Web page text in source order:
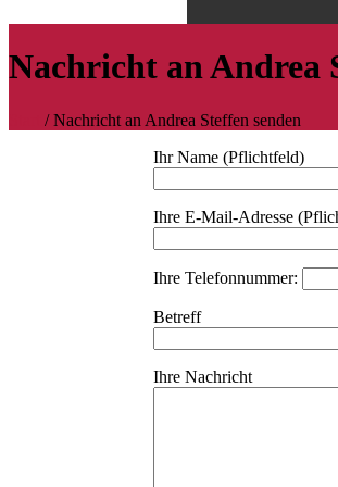
Nachricht an Andrea
/Nachricht an Andrea Steffen senden
Ihr Name (Pflichtfeld)
Ihre E-Mail-Adresse
Ihre Telefonnummer:
Betreff
Ihre Nachricht